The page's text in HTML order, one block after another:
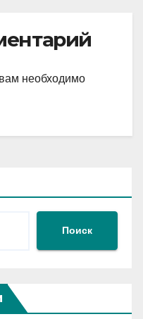
необходимо
Поиск